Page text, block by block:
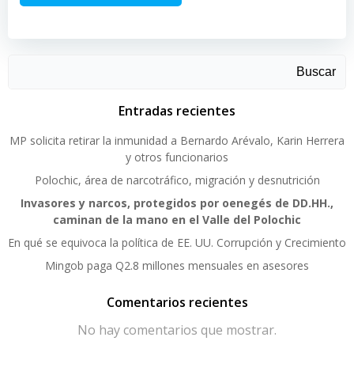
Buscar
Entradas recientes
MP solicita retirar la inmunidad a Bernardo Arévalo, Karin Herrera
y otros funcionarios
Polochic, área de narcotráfico, migración y desnutrición
Invasores y narcos, protegidos por oenegés de DD.HH.,
caminan de la mano en el Valle del Polochic
En qué se equivoca la política de EE. UU. Corrupción y Crecimiento
Mingob paga Q2.8 millones mensuales en asesores
Comentarios recientes
No hay comentarios que mostrar.